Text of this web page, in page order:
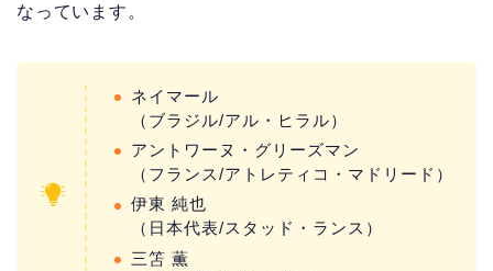
なっています。
ネイマール
（ブラジル/アル・ヒラル）
アントワーヌ・グリーズマン
（フランス/アトレティコ・マドリード）
伊東 純也
（日本代表/スタッド・ランス）
三笘 薫